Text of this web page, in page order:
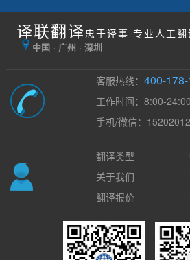
译联翻译 忠于译事 专业人工翻
中国 · 广州 · 深圳
客服热线：400-178-
工作时间：8:00-
手机/微信：
翻译类型
关于我们
翻译报价